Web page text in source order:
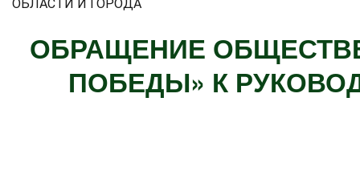
ОБЛАСТИ И ГОРОДА
ОБРАЩЕНИЕ
ПОБЕДЫ» К